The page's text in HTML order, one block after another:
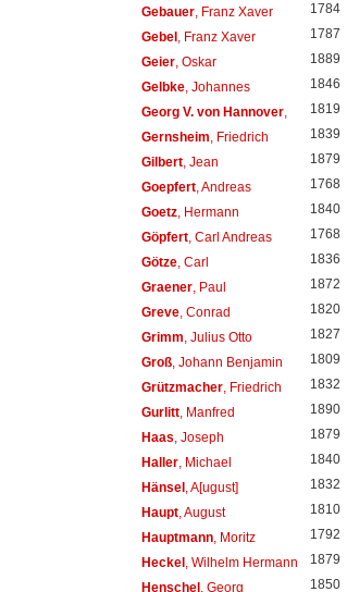
Gebauer, Franz Xaver 1784
Gebel, Franz Xaver 1787
Geier, Oskar 1889
Gelbke, Johannes 1846
Georg V. von Hannover, 1819
Gernsheim , Friedrich 1839
Gilbert, Jean 1879
Goepfert, Andreas 1768
Goetz, Hermann 1840
Göpfert, Carl Andreas 1768
Götze, Carl 1836
Graener, Paul 1872
Greve, Conrad 1820
Grimm , Julius Otto 1827
Groß, Johann Benjamin 1809
Grützmacher, Friedrich 1832
Gurlitt, Manfred 1890
Haas , Joseph 1879
Haller, Michael 1840
Hänsel, A[ugust] 1832
Haupt, August 1810
Hauptmann, Moritz 1792
Heckel, Wilhelm Hermann 1879
Henschel, Georg 1850